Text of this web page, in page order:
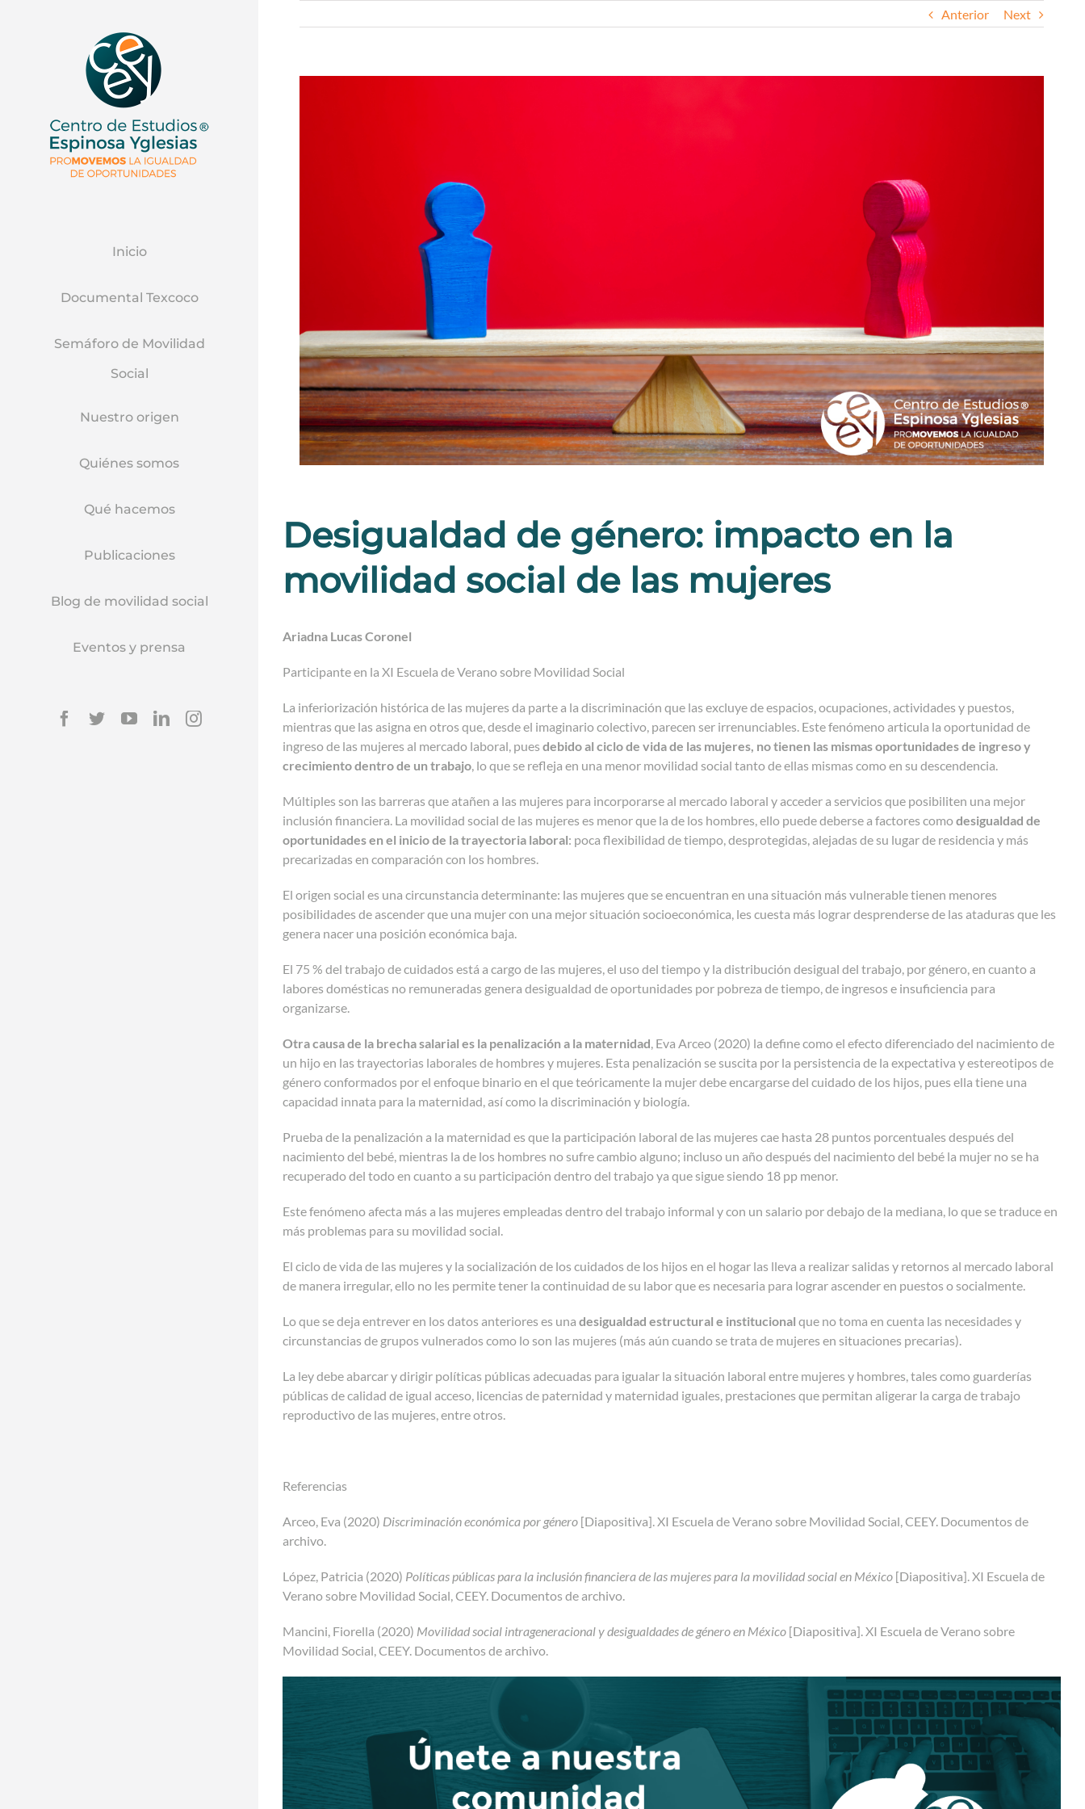
Inicio
Documental Texcoco
Semáforo de Movilidad
Social
Nuestro origen
Quiénes somos
Qué hacemos
Publicaciones
Blog de movilidad social
Eventos y prensa
Facebook
TwitterYouTubeLinkedinInstagram
Anterior Next
Desigualdad de género: impacto en la
movilidad social de las mujeres
Ariadna Lucas Coronel
Participante en la XI Escuela de Verano sobre Movilidad Social
La inferiorización histórica de las mujeres da parte a la discriminación que las excluye de espacios, ocupaciones, actividades y puestos,
mientras que las asigna en otros que, desde el imaginario colectivo, parecen ser irrenunciables. Este fenómeno articula la oportunidad de
ingreso de las mujeres al mercado laboral, pues debido al ciclo de vida de las mujeres, no tienen las mismas oportunidades de ingreso y
crecimiento dentro de un trabajo, lo que se refleja en una menor movilidad social tanto de ellas mismas como en su descendencia.
Múltiples son las barreras que atañen a las mujeres para incorporarse al mercado laboral y acceder a servicios que posibiliten una mejor
inclusión financiera. La movilidad social de las mujeres es menor que la de los hombres, ello puede deberse a factores comodesigualdad de
oportunidades en el inicio de la trayectoria laboral: poca flexibilidad de tiempo, desprotegidas, alejadas de su lugar de residencia y más
precarizadas en comparación con los hombres.
El origen social es una circunstancia determinante: las mujeres que se encuentran en una situación más vulnerable tienen menores
posibilidades de ascender que una mujer con una mejor situación socioeconómica, les cuesta más lograr desprenderse de las ataduras que les
genera nacer una posición económica baja.
El 75 % del trabajo de cuidados está a cargo de las mujeres, el uso del tiempo y la distribución desigual del trabajo, por género, en cuanto a
labores domésticas no remuneradas genera desigualdad de oportunidades por pobreza de tiempo, de ingresos e insuficiencia para
organizarse.
Otra causa de la brecha salarial es la penalización a la maternidad, Eva Arceo (2020) la define como el efecto diferenciado del nacimiento de
un hijo en las trayectorias laborales de hombres y mujeres. Esta penalización se suscita por la persistencia de la expectativa y estereotipos de
género conformados por el enfoque binario en el que teóricamente la mujer debe encargarse del cuidado de los hijos, pues ella tiene una
capacidad innata para la maternidad, así como la discriminación y biología.
Prueba de la penalización a la maternidad es que la participación laboral de las mujeres cae hasta 28 puntos porcentuales después del
nacimiento del bebé, mientras la de los hombres no sufre cambio alguno; incluso un año después del nacimiento del bebé la mujer no se ha
recuperado del todo en cuanto a su participación dentro del trabajo ya que sigue siendo 18 pp menor.
Este fenómeno afecta más a las mujeres empleadas dentro del trabajo informal y con un salario por debajo de la mediana, lo que se traduce en
más problemas para su movilidad social.
El ciclo de vida de las mujeres y la socialización de los cuidados de los hijos en el hogar las lleva a realizar salidas y retornos al mercado laboral
de manera irregular, ello no les permite tener la continuidad de su labor que es necesaria para lograr ascender en puestos o socialmente.
Lo que se deja entrever en los datos anteriores es una desigualdad estructural e institucional que no toma en cuenta las necesidades y
circunstancias de grupos vulnerados como lo son las mujeres (más aún cuando se trata de mujeres en situaciones precarias).
La ley debe abarcar y dirigir políticas públicas adecuadas para igualar la situación laboral entre mujeres y hombres, tales como guarderías
públicas de calidad de igual acceso, licencias de paternidad y maternidad iguales, prestaciones que permitan aligerar la carga de trabajo
reproductivo de las mujeres, entre otros.
Referencias
Arceo, Eva (2020) Discriminación económica por género [Diapositiva]. XI Escuela de Verano sobre Movilidad Social, CEEY. Documentos de
archivo.
López, Patricia (2020) Políticas públicas para la inclusión financiera de las mujeres para la movilidad social en México [Diapositiva]. XI Escuela de
Verano sobre Movilidad Social, CEEY. Documentos de archivo.
Mancini, Fiorella (2020) Movilidad social intrageneracional y desigualdades de género en México [Diapositiva]. XI Escuela de Verano sobre
Movilidad Social, CEEY. Documentos de archivo.